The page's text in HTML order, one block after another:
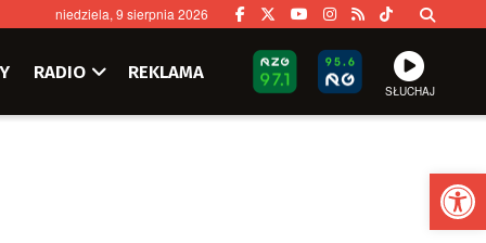
niedziela, 9 sierpnia 2026
RADIO REKLAMA
SŁUCHAJ